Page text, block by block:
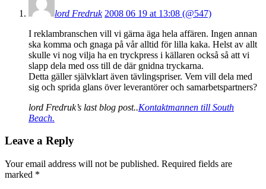
lord Fredruk 2008 06 19 at 13:08 (@547)
I reklambranschen vill vi gärna äga hela affären. Ingen annan
ska komma och gnaga på vår alltid för lilla kaka. Helst av allt
skulle vi nog vilja ha en tryckpress i källaren också så att vi
slapp dela med oss till de där gnidna tryckarna.
Detta gäller självklart även tävlingspriser. Vem vill dela med
sig och sprida glans över leverantörer och samarbetspartners?
lord Fredruk’s last blog post..Kontaktmannen till South
Beach.
Leave a Reply
Your email address will not be published. Required fields are
marked *